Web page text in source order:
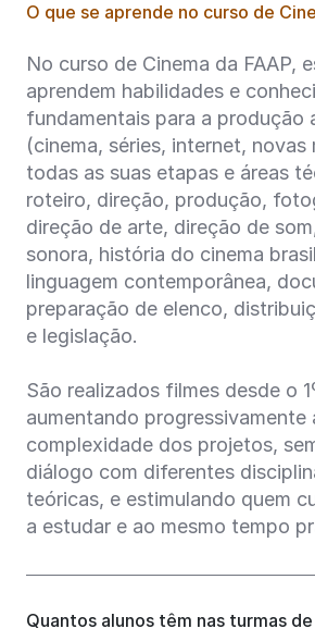
O que se aprende no curso de
No curso de Cinema da FAAP,
aprendem habilidades e
fundamentais para a produção
(cinema, séries, internet, novas
todas as suas etapas e áreas
roteiro, direção, produção,
direção de arte, direção de
sonora, história do cinema
linguagem contemporânea,
preparação de elenco,
e legislação.
São realizados filmes desde o
aumentando progressivamente
complexidade dos projetos,
diálogo com diferentes
teóricas, e estimulando quem
a estudar e ao mesmo tempo
Quantos alunos têm nas turmas